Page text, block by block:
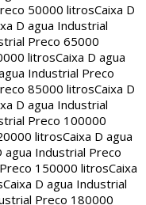
50000 litrosCaixa D
D agua Industrial
Preco 65000
litrosCaixa D agua
Industrial Preco
85000 litrosCaixa D
D agua Industrial
Preco 100000
litrosCaixa D agua
agua Industrial Preco
150000 litrosCaixa
Caixa D agua Industrial
Preco 180000